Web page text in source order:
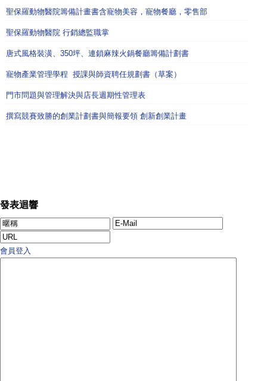
聖保羅動物醫院籌備計畫書含寵物美容，寵物餐廳，零售部
聖保羅動物醫院 行銷總監職掌
唐式風格裝潢、350坪、連鎖麻辣火鍋餐廳籌備計劃書
寵物產業管理學程 授課與師資聘任規劃書（草案）
門市問題與管理解決與店長週期性管理表
撰寫競賽致勝的創業計劃書與簡報要領 創新創業計畫
發表迴響
會員登入